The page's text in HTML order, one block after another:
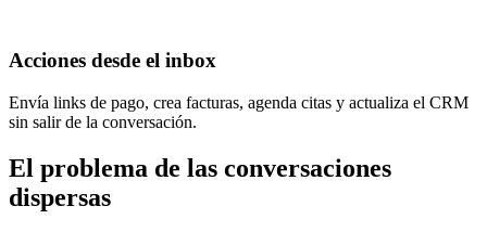
Acciones desde el inbox
Envía links de pago, crea facturas, agenda citas y actualiza el CRM
sin salir de la conversación.
El problema de las conversaciones
dispersas